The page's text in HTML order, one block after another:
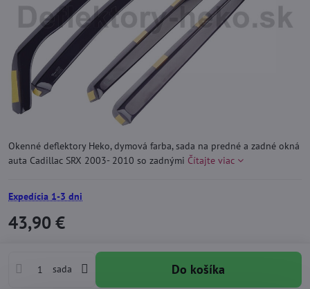
Okenné deflektory Heko, dymová farba, sada na predné a zadné okná
auta Cadillac SRX 2003- 2010 so zadnými Čítajte viac
Expedícia 1-3 dni
43,90 €
sada Do košíka